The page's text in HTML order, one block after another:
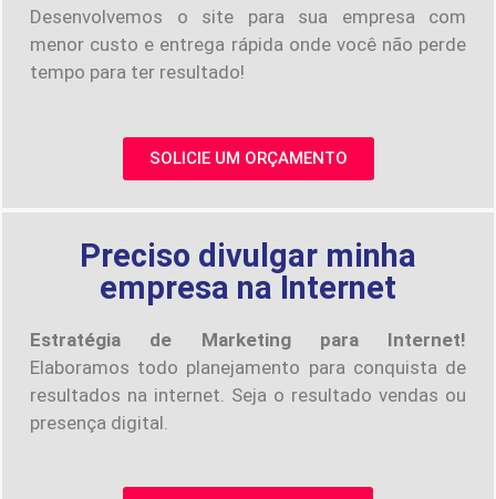
Desenvolvemos o site para sua empresa com
menor custo e entrega rápida onde você não perde
tempo para ter resultado!
SOLICIE UM ORÇAMENTO
Preciso divulgar minha
empresa na Internet
Estratégia de Marketing para Internet!
Elaboramos todo planejamento para conquista de
resultados na internet. Seja o resultado vendas ou
presença digital.